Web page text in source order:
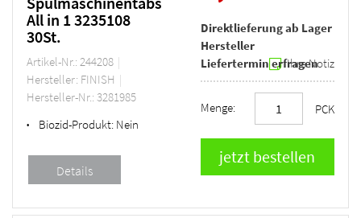
All in 1 3235108
30St.
Artikel-Nr.: 244208
Hersteller: FINISH
Hersteller-Nr.: 3281985
• Biozid-Produkt: Nein
Direktlieferung ab Lager
Hersteller
Liefertermin erfragen
Ihre Notiz
Menge: PCK